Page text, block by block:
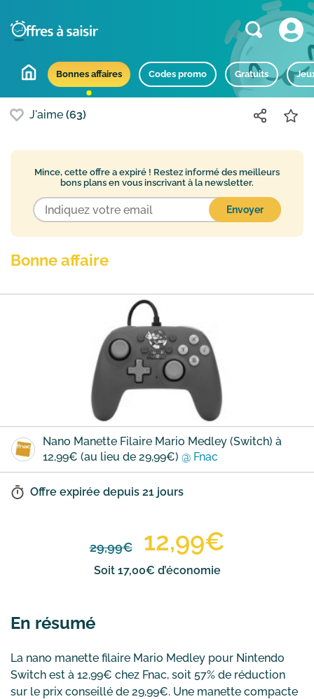
Bonnes affaires Codes promo Gratuits
J'aime (63)
Mince, cette offre a expiré ! Restez informé des meilleurs
bons plans en vous inscrivant à la newsletter.
Bonne affaire
Bons plans populaires
Nano Manette Filaire Mario Medley (Switch) à
12,99€ (au lieu de 29,99€) @ Fnac
Offre expirée depuis 21 jours
29,99€ 12,99€
Soit 17,00€ d’économie
En résumé
La nano manette filaire Mario Medley pour Nintendo
Switch est à 12,99€ chez Fnac, soit 57% de réduction
sur le prix conseillé de 29,99€. Une manette compacte